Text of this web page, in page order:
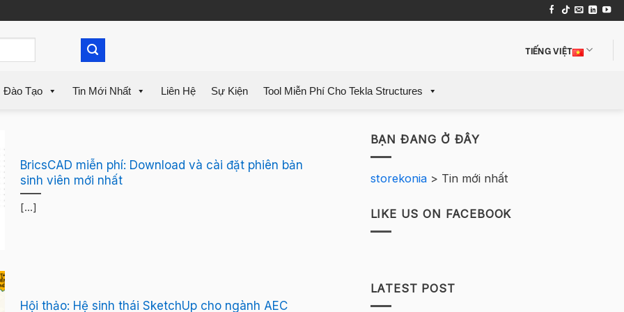
TIẾNG VIỆT
Đào Tạo Tin Mới Nhất Liên Hệ Sự Kiện Tool Miễn Phí Cho Tekla Structures
BricsCAD miễn phí: Download và cài đặt phiên bản
sinh viên mới nhất
[...]
Hội thảo: Hệ sinh thái SketchUp cho ngành AEC
BẠN ĐANG Ở ĐÂY
storekonia> Tin mới nhất
LIKE US ON FACEBOOK
LATEST POST